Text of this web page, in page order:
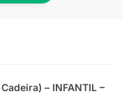
– INFANTIL –